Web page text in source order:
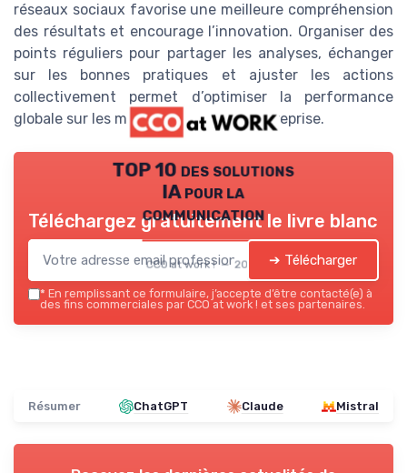
réseaux sociaux favorise une meilleure compréhension
des résultats et encourage l’innovation. Organiser des
points réguliers pour partager les analyses, échanger
sur les bonnes pratiques et ajuster les actions
collectivement permet d’optimiser la performance
globale sur les médias sociaux de l’entreprise.
TOP 10 des solutions
IA pour la
communication
CCO at work ! — 2026
Téléchargez gratuitement le livre blanc
➔ Télécharger
* En remplissant ce formulaire, j’accepte d’être contacté(e) à
des fins commerciales par CCO at work ! et ses partenaires.
Résumer ChatGPT Claude Mistral